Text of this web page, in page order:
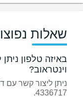
שאלות
באיזה טלפון
וינטראוב?
4336717.